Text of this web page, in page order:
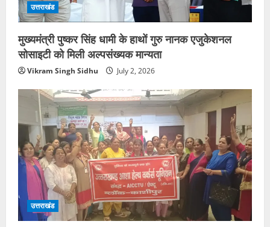
उत्तराखंड
मुख्यमंत्री पुष्कर सिंह धामी के हाथों गुरु नानक एजुकेशनल
सोसाइटी को मिली अल्पसंख्यक मान्यता
Vikram Singh Sidhu July 2, 2026
उत्तराखंड